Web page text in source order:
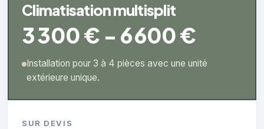
Climatisation multisplit
3 300 € - 6 600 €
Installation pour 3 à 4 pièces avec une unité
extérieure unique.
SUR DEVIS